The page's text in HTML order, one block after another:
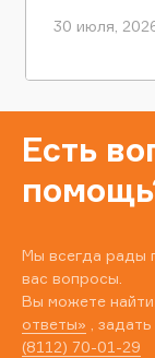
30 июля,
Есть
Мы всегда рады
вас вопросы.
Вы можете
ответы» ,
(8112) 70-01-29